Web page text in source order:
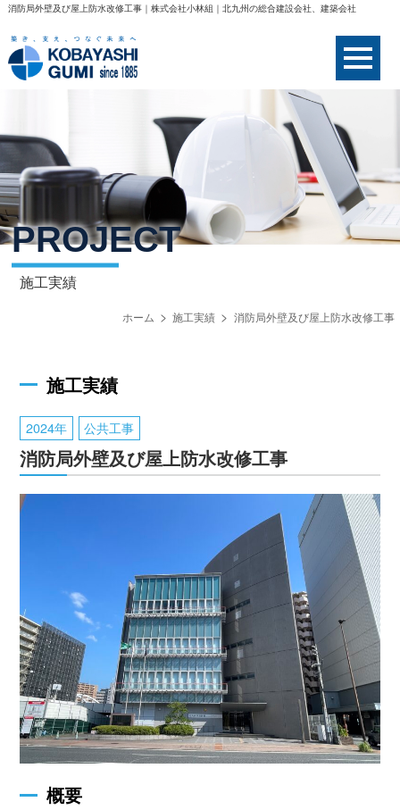
消防局外壁及び屋上防水改修工事｜株式会社小林組｜北九州の総合建設会社、建築会社
PROJECT
施工実績
ホーム 施工実績 消防局外壁及び屋上防水改修工事
施工実績
2024年 公共工事
消防局外壁及び屋上防水改修工事
概要